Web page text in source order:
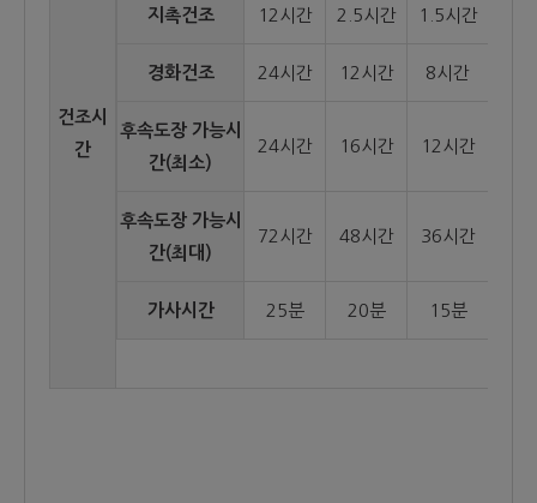
건조시
간
지촉건조 12시간 2.5시간 1.5시간
경화건조 24시간 12시간 8시간
후속도장 가능시
간(최소)
24시간 16시간 12시간
후속도장 가능시
간(최대)
72시간 48시간 36시간
가사시간 25분 20분 15분